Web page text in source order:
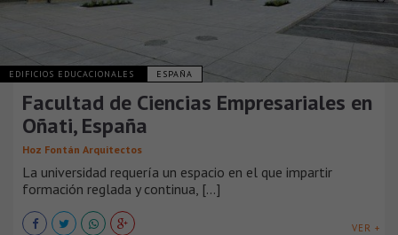
EDIFICIOS EDUCACIONALES ESPAÑA
Facultad de Ciencias Empresariales en
Oñati, España
Hoz Fontán Arquitectos
La universidad requería un espacio en el que impartir
formación reglada y continua, [...]
VER +